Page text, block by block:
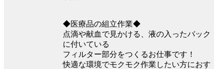
◆医療品の組立作業◆
点滴や献血で見かける、液の入ったバック
に付いている
フィルター部分をつくるお仕事です！
快適な環境でモクモク作業したい方におす